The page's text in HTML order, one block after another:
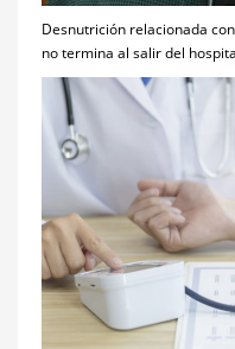
Desnutrición relacionada
no termina al salir del